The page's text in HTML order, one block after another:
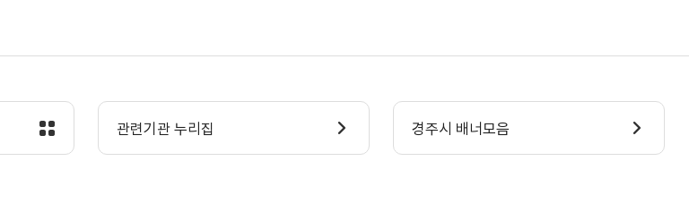
관련기관 누리집 경주시 배너모음